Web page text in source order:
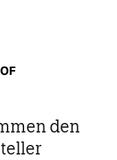
den